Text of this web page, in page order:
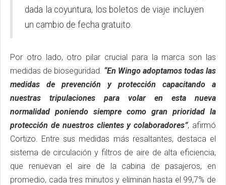
dada la coyuntura, los boletos de viaje incluyen
un cambio de fecha gratuito.
Por otro lado, otro pilar crucial para la marca son las
medidas de bioseguridad. “En Wingo adoptamos todas las
medidas de prevención y protección capacitando a
nuestras tripulaciones para volar en esta nueva
normalidad poniendo siempre como gran prioridad la
protección de nuestros clientes y colaboradores”, afirmó
Cortizo. Entre sus medidas más resaltantes, destaca el
sistema de circulación y filtros de aire de alta eficiencia,
que renuevan el aire de la cabina de pasajeros, en
promedio, cada tres minutos y eliminan hasta el 99,7% de